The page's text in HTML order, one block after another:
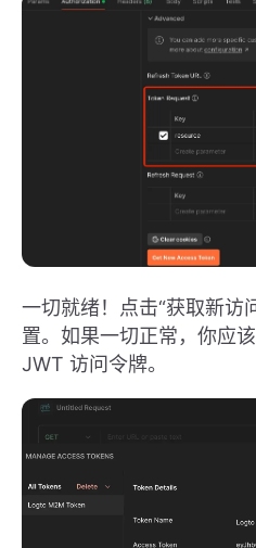
一切就绪！点击“获取新访
置。如果一切正常，你应
JWT 访问令牌。